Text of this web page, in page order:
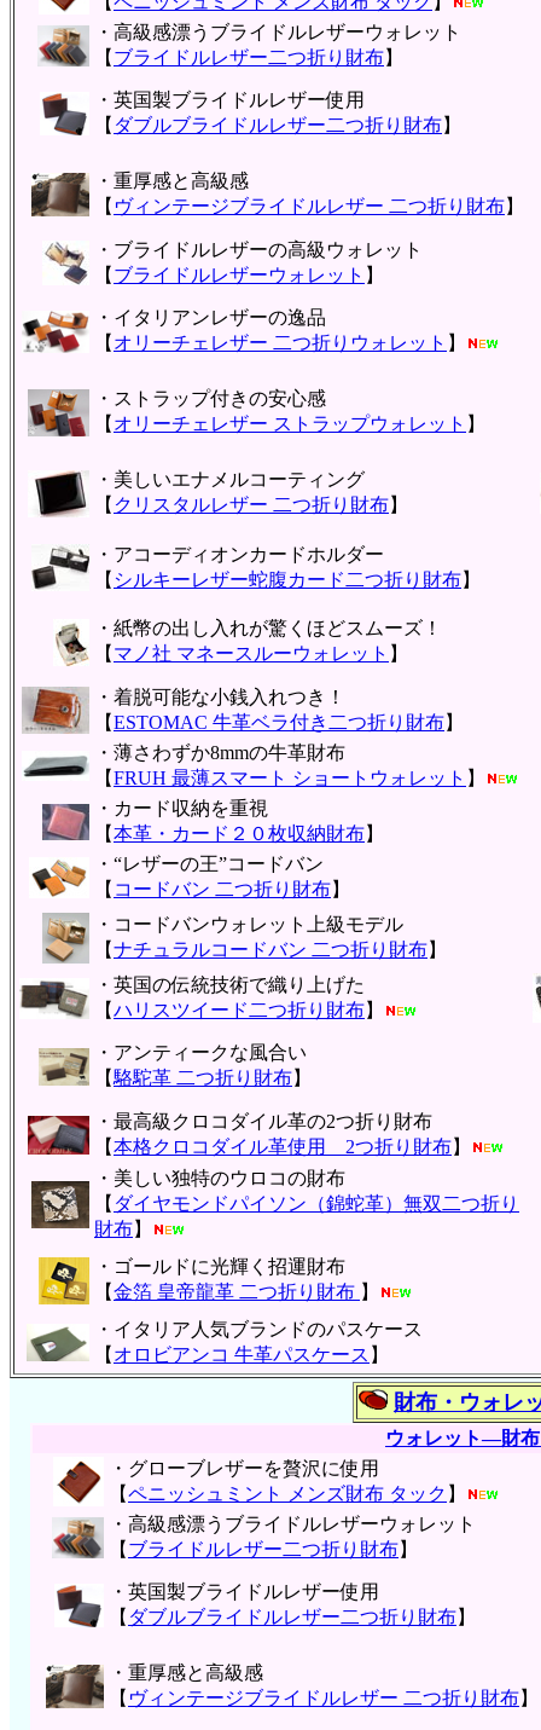
・高級感漂うブライドルレザーウォレット
【 ブライドルレザー二つ折り財布】
・英国製ブライドルレザー使用
【 ダブルブライドルレザー二つ折り財布】
・重厚感と高級感
【 ヴィンテージブライドルレザー 二つ折り財布】
・ブライドルレザーの高級ウォレット
【 ブライドルレザーウォレット 】
・イタリアンレザーの逸品
【 オリーチェレザー 二つ折りウォレット 】
・ストラップ付きの安心感
【 オリーチェレザー ストラップウォレット 】
・美しいエナメルコーティング
【 クリスタルレザー 二つ折り財布】
・アコーディオンカードホルダー
【 シルキーレザー蛇腹カード二つ折り財布】
・紙幣の出し入れが驚くほどスムーズ！
【 マノ社 マネースルーウォレット 】
・着脱可能な小銭入れつき！
【ESTOMAC 牛革ベラ付き二つ折り財布】
・薄さわずか8mmの牛革財布
【FRUH 最薄スマート ショートウォレット 】
・カード収納を重視
【本革・カード２０枚収納財布】
・“レザーの王”コードバン
【 コードバン 二つ折り財布】
・コードバンウォレット上級モデル
【ナチュラルコードバン 二つ折り財布】
・英国の伝統技術で織り上げた
【ハリスツイード二つ折り財布】
・アンティークな風合い
【駱駝革 二つ折り財布】
・最高級クロコダイル革の2つ折り財布
【本格クロコダイル革使用 2つ折り財布】
・美しい独特のウロコの財布
【 ダイヤモンドパイソン（錦蛇革）無双二つ折り
財布】
・ゴールドに光輝く招運財布
【金箔 皇帝龍革 二つ折り財布 】
・イタリア人気ブランドのパスケース
【 オロビアンコ 牛革パスケース 】
財布・ウォレ
ウォレット―財
・グローブレザーを贅沢に使用
【ペニッシュミント メンズ財布 タック 】
・高級感漂うブライドルレザーウォレット
【 ブライドルレザー二つ折り財布】
・英国製ブライドルレザー使用
【 ダブルブライドルレザー二つ折り財布】
・重厚感と高級感
【 ヴィンテージブライドルレザー 二つ折り財布】